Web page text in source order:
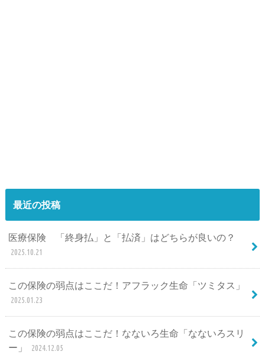
最近の投稿
医療保険 「終身払」と「払済」はどちらが良いの？
2025.10.21
この保険の弱点はここだ！アフラック生命「ツミタス」
2025.01.23
この保険の弱点はここだ！なないろ生命「なないろスリ
ー」
2024.12.05